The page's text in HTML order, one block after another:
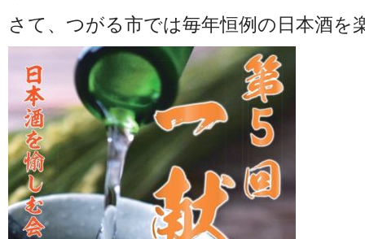
さて、つがる市では毎年恒例の日本酒を